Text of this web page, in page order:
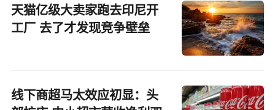
天猫亿级大卖家跑去印尼开
工厂 去了才发现竞争壁垒
线下商超马太效应初显：头